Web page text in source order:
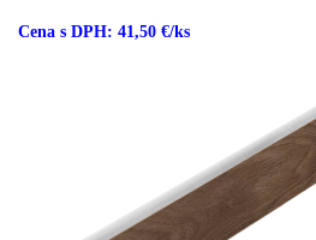
Cena s DPH: 41,50 €/ks